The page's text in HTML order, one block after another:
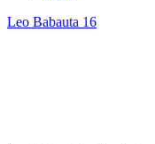
Leo Babauta 16